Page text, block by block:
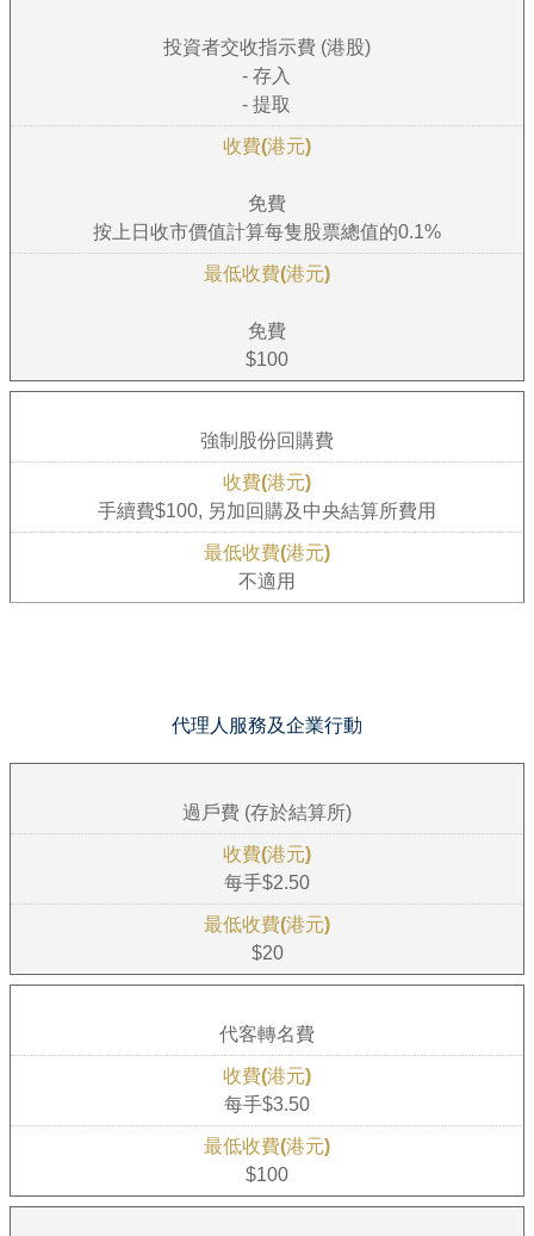
投資者交收指示費 (港股)
- 存入
- 提取
免費
按上日收市價值計算每隻股票總值的0.1%
免費
$100
強制股份回購費
手續費$100, 另加回購及中央結算所費用
不適用
代理人服務及企業行動
過戶費 (存於結算所)
每手$2.50
$20
代客轉名費
每手$3.50
$100